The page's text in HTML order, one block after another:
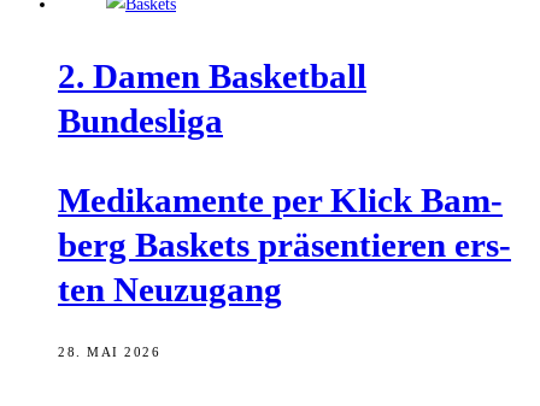
2. Damen Bas­ket­ball
Bundesliga
Medi­ka­men­te per Klick Bam­
berg Bas­kets prä­sen­tie­ren ers­
ten Neuzugang
28. MAI 2026